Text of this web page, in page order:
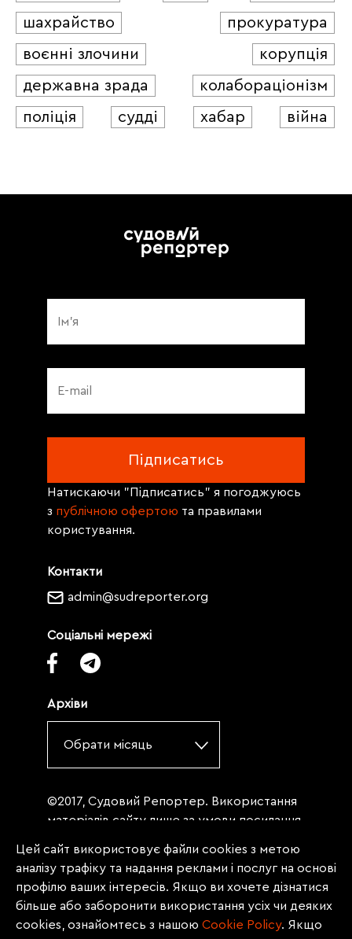
шахрайство
прокуратура
воєнні злочини
корупція
державна зрада
колабораціонізм
поліція
судді хабар війна
Контакти
admin@sudreporter.org
Соціальні мережі
Архіви
Обрати місяць
Натискаючи "Підписатись" я погоджуюсь
з публічною офертою та правилами
користування.
©2017, Судовий Репортер. Використання
матеріалів сайту лише за умови посилання
«Судовий репортер» не нижче третього
абзацу. Матеріали, щодо яких міститься
заборона на повну републікацію
(передрук, копіювання, відтворення або
інше використання), заборонено
Цей сайт використовує файли cookies з метою
аналізу трафіку та надання реклами і послуг на основі
профілю ваших інтересів. Якщо ви хочете дізнатися
більше або заборонити використання усіх чи деяких
cookies, ознайомтесь з нашою Сookie Policy. Якщо